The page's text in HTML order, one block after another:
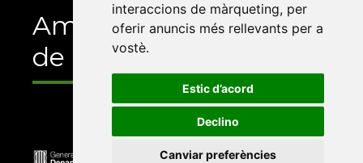
interaccions de màrqueting, per
oferir anuncis més rellevants per a
vostè.
Estic d’acord
Declino
Canviar preferències
Amb el suport
de